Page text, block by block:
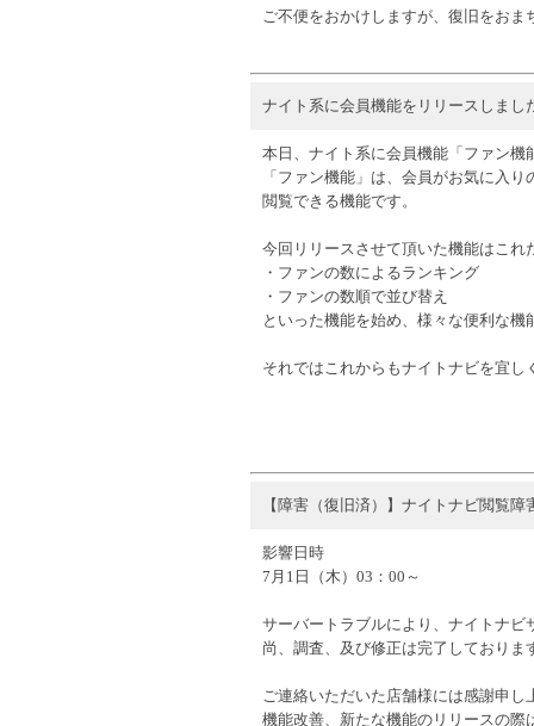
ご不便をおかけしますが、復旧をおま
ナイト系に会員機能をリリースしまし
本日、ナイト系に会員機能「ファン機
「ファン機能」は、会員がお気に入
閲覧できる機能です。
今回リリースさせて頂いた機能はこれ
・ファンの数によるランキング
・ファンの数順で並び替え
といった機能を始め、様々な便利な
それではこれからもナイトナビを宜し
【障害（復旧済）】ナイトナビ閲覧障
影響日時
7月1日（木）03：00～
サーバートラブルにより、ナイトナ
尚、調査、及び修正は完了しておりま
ご連絡いただいた店舗様には感謝申し
機能改善、新たな機能のリリースの